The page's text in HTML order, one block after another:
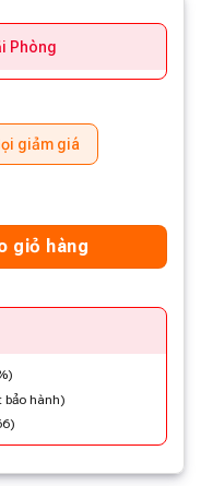
Phòng
giảm giá
giỏ hàng
bảo hành)